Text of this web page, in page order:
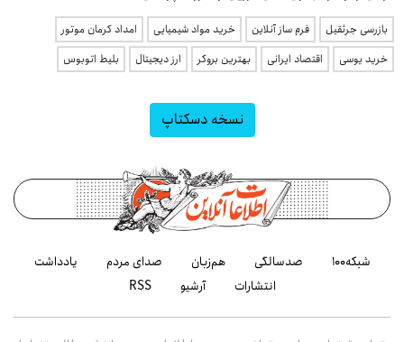
بازرسی جرثقیل فرم ساز آنلاین خرید مواد شیمیایی
امداد کرمان موتور
خرید یوسی
اقتصاد ایرانی بهترین بروکر ارز دیجیتال بلیط اتوبوس
نسخه دسکتاپ
شبکه۱۰۰ صدسالگی هم‌زبان صدای مردم
یادداشت
انتشارات
آرشیو RSS